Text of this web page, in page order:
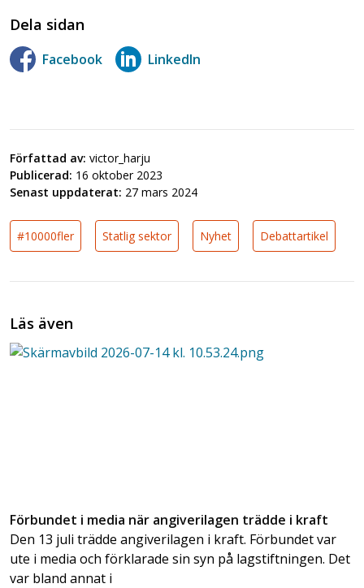
Dela sidan
Facebook LinkedIn
Författad av: victor_harju
Publicerad: 16 oktober 2023
Senast uppdaterat: 27 mars 2024
#10000fler Statlig sektor Nyhet Debattartikel
Läs även
Förbundet i media när angiverilagen trädde i kraft
Den 13 juli trädde angiverilagen i kraft. Förbundet var
ute i media och förklarade sin syn på lagstiftningen. Det
var bland annat i